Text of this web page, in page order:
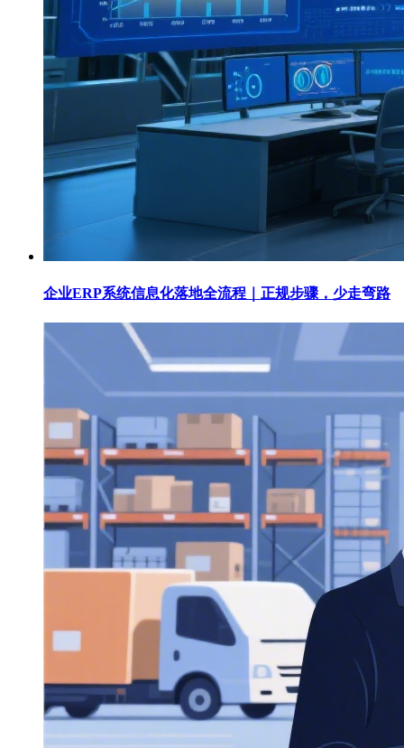
企业ERP系统信息化落地全流程｜正规步骤，少走弯路